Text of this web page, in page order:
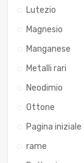
Lutezio
Magnesio
Manganese
Metalli rari
Neodimio
Ottone
Pagina iniziale
rame